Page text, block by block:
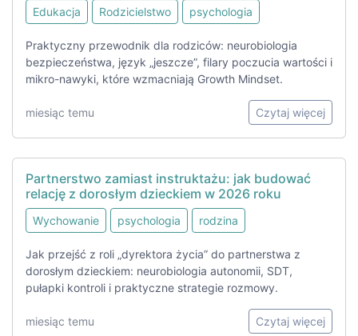
Edukacja Rodzicielstwo psychologia
Praktyczny przewodnik dla rodziców: neurobiologia
bezpieczeństwa, język „jeszcze”, filary poczucia wartości i
mikro-nawyki, które wzmacniają Growth Mindset.
miesiąc temu Czytaj więcej
Partnerstwo zamiast instruktażu: jak budować
relację z dorosłym dzieckiem w 2026 roku
Wychowanie psychologia rodzina
Jak przejść z roli „dyrektora życia” do partnerstwa z
dorosłym dzieckiem: neurobiologia autonomii, SDT,
pułapki kontroli i praktyczne strategie rozmowy.
miesiąc temu Czytaj więcej